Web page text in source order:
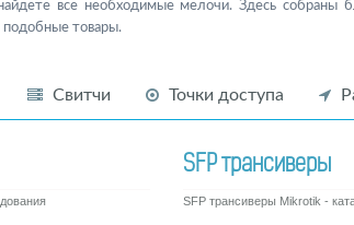
все необходимые мелочи. Здесь собраны
подобные товары.
Свитчи Точки доступа
SFP трансиверы
SFP трансиверы Mikrotik -